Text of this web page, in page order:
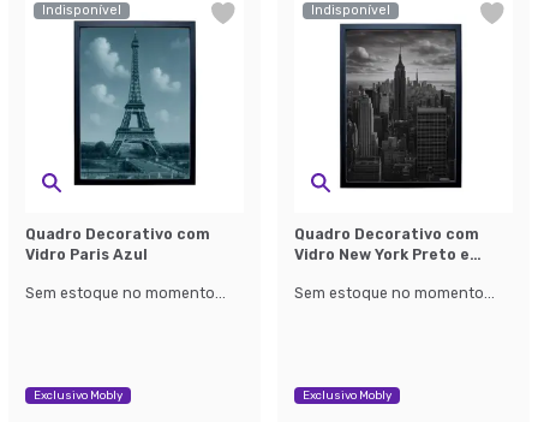
Indisponível
Quadro Decorativo com
Vidro Paris Azul
Sem estoque no momento...
Exclusivo Mobly
Indisponível
Quadro Decorativo com
Vidro New York Preto e
Sem estoque no momento...
Exclusivo Mobly